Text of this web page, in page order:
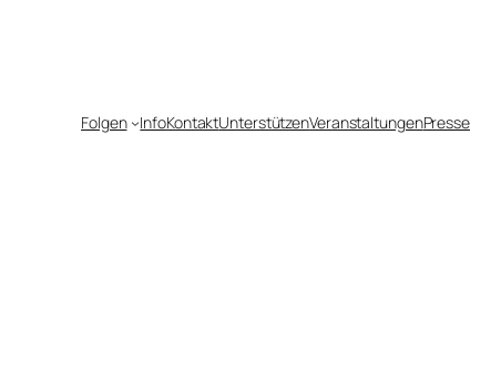
Folgen InfoKontaktUnterstützenVeranstaltungenPresse